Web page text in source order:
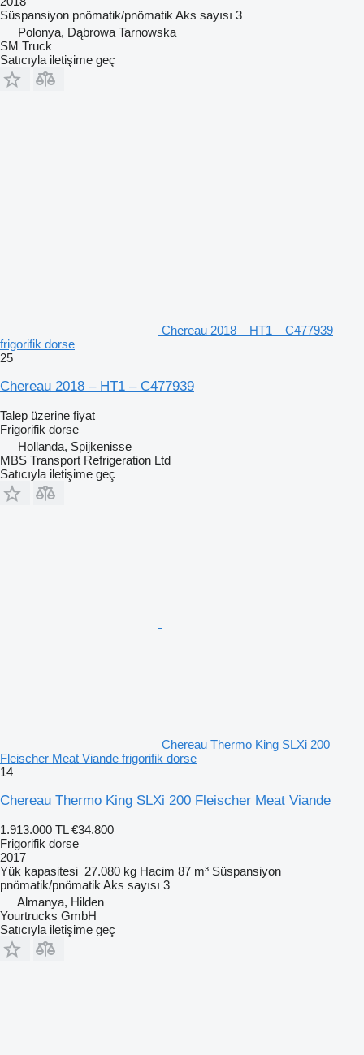
Süspansiyon pnömatik/pnömatik Aks sayısı 3
Polonya, Dąbrowa Tarnowska
SM Truck
Satıcıyla iletişime geç
Chereau 2018 – HT1 – C477939
frigorifik dorse
25
Chereau 2018 – HT1 – C477939
Talep üzerine fiyat
Frigorifik dorse
Hollanda, Spijkenisse
MBS Transport Refrigeration Ltd
Satıcıyla iletişime geç
Chereau Thermo King SLXi 200
Fleischer Meat Viande frigorifik dorse
14
Chereau Thermo King SLXi 200 Fleischer Meat Viande
1.913.000 TL €34.800
Frigorifik dorse
2017
Yük kapasitesi 27.080 kg Hacim 87 m³ Süspansiyon
pnömatik/pnömatik Aks sayısı 3
Almanya, Hilden
Yourtrucks GmbH
Satıcıyla iletişime geç